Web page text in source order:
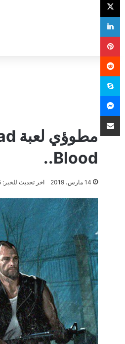
Blood..
14 مارس، 2019 اخر تحديث للخبر: 15 مارس، 2019
لينكدإن
بينتيريست
سكايب
ماسنجر
مشاركة عبر البريد